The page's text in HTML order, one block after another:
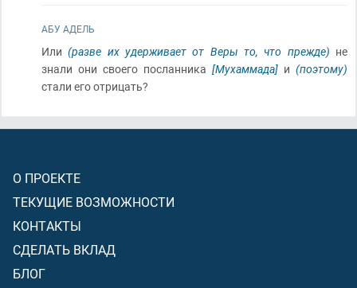
АБУ АДЕЛЬ
Или(разве их удерживает от Веры то, что прежде) не
знали они своего посланника [Мухаммада] и (поэтому)
стали его отрицать?
О ПРОЕКТЕ
ТЕКУЩИЕ ВОЗМОЖНОСТИ
КОНТАКТЫ
СДЕЛАТЬ ВКЛАД
БЛОГ